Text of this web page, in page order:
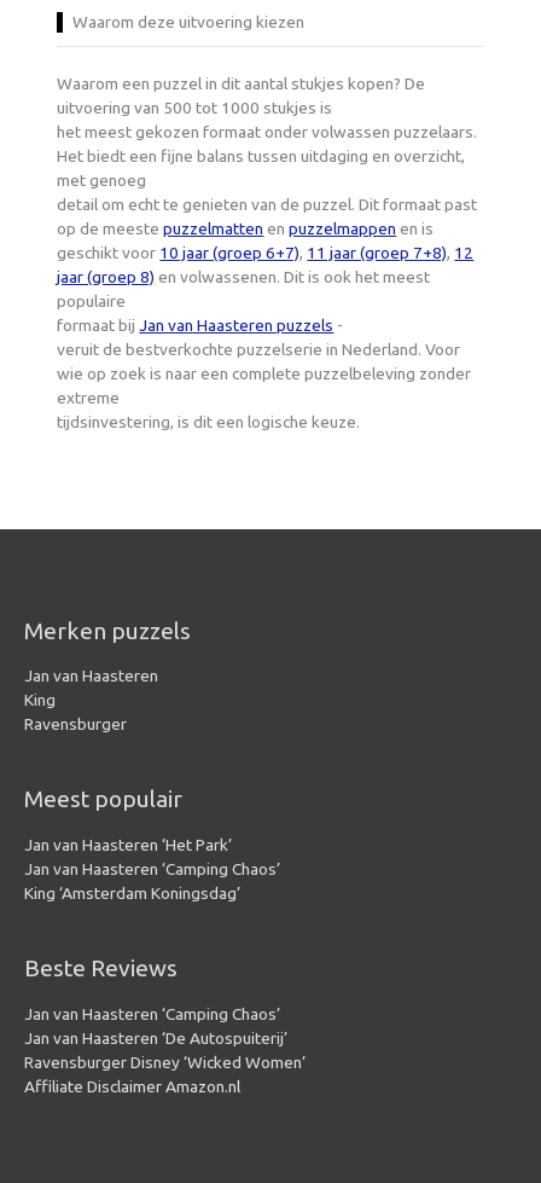
Waarom deze uitvoering kiezen
Waarom een puzzel in dit aantal stukjes kopen? De
uitvoering van 500 tot 1000 stukjes is
het meest gekozen formaat onder volwassen puzzelaars.
Het biedt een fijne balans tussen uitdaging en overzicht,
met genoeg
detail om echt te genieten van de puzzel. Dit formaat past
op de meestepuzzelmatten enpuzzelmappen en is
geschikt voor 10 jaar (groep 6+7), 11 jaar (groep 7+8), 12
jaar (groep 8) en volwassenen. Dit is ook het meest
populaire
formaat bijJan van Haasteren puzzels -
veruit de bestverkochte puzzelserie in Nederland. Voor
wie op zoek is naar een complete puzzelbeleving zonder
extreme
tijdsinvestering, is dit een logische keuze.
Merken puzzels
Jan van Haasteren
King
Ravensburger
Meest populair
Jan van Haasteren ‘Het Park’
Jan van Haasteren ‘Camping Chaos’
King ‘Amsterdam Koningsdag’
Beste Reviews
Jan van Haasteren ‘Camping Chaos’
Jan van Haasteren ‘De Autospuiterij’
Ravensburger Disney ‘Wicked Women’
Affiliate Disclaimer Amazon.nl